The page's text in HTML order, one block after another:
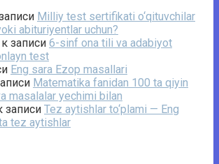
Milliy test sertifikati o‘qituvchilar
abituriyentlar uchun?
к записи 6-sinf ona tili va adabiyot
test
Eng sara Ezop masallari
Matematika fanidan 100 ta qiyin
masalalar yechimi bilan
записи Tez aytishlar to‘plami — Eng
tez aytishlar